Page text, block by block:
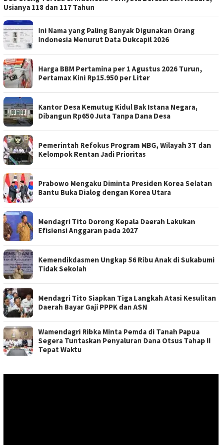
Usianya 118 dan 117 Tahun
Ini Nama yang Paling Banyak Digunakan Orang
Indonesia Menurut Data Dukcapil 2026
Harga BBM Pertamina per 1 Agustus 2026 Turun,
Pertamax Kini Rp15.950 per Liter
Kantor Desa Kemutug Kidul Bak Istana Negara,
Dibangun Rp650 Juta Tanpa Dana Desa
Pemerintah Refokus Program MBG, Wilayah 3T dan
Kelompok Rentan Jadi Prioritas
Prabowo Mengaku Diminta Presiden Korea Selatan
Bantu Buka Dialog dengan Korea Utara
Mendagri Tito Dorong Kepala Daerah Lakukan
Efisiensi Anggaran pada 2027
Kemendikdasmen Ungkap 56 Ribu Anak di Sukabumi
Tidak Sekolah
Mendagri Tito Siapkan Tiga Langkah Atasi Kesulitan
Daerah Bayar Gaji PPPK dan ASN
Wamendagri Ribka Minta Pemda di Tanah Papua
Segera Tuntaskan Penyaluran Dana Otsus Tahap II
Tepat Waktu